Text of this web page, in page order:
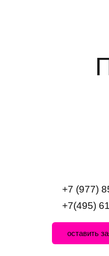
+7 (977)
+7(495)
оставить